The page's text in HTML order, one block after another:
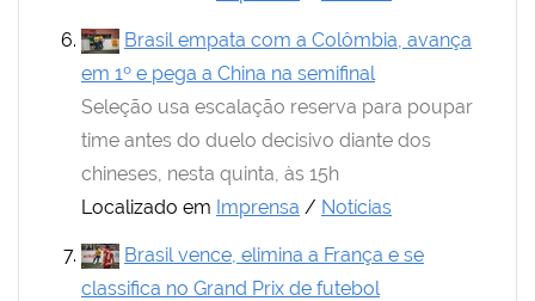
Brasil empata com a Colômbia, avança
em 1º e pega a China na semifinal
Seleção usa escalação reserva para poupar
time antes do duelo decisivo diante dos
chineses, nesta quinta, às 15h
Localizado em Imprensa / Notícias
Brasil vence, elimina a França e se
classifica no Grand Prix de futebol